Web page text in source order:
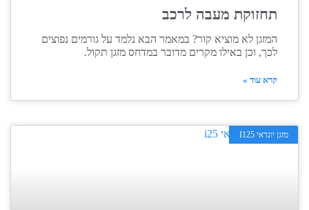
תחזוקת מעבה לרכב
המזגן לא מוציא קור? במאמר הבא נלמד על גורמים נפוצים
לכך, וכן באילו מקרים מדובר במדחס מזגן תקול.
קרא עוד »
מזגן יונדאי I125